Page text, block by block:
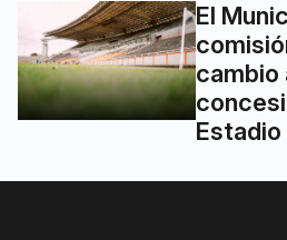
El
cambio
Estadio